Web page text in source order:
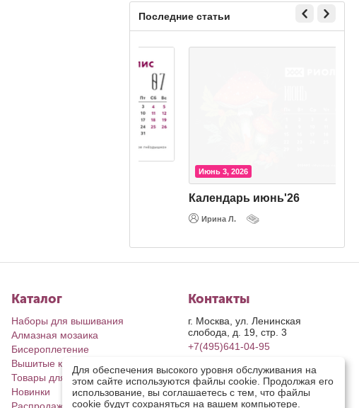
Последние статьи
Июнь 3, 2026
Календарь июнь'26
Ирина Л.
Каталог
Наборы для вышивания
Алмазная мозаика
Бисероплетение
Вышитые картины
Товары для рукоделия
Новинки
Контакты
г. Москва, ул. Ленинская
слобода, д. 19, стр. 3
+7(495)641-04-95
пн-пт: с 9-00 до 17-00
сб, вс: выходные дни
retail@riolis.ru
Посмотреть на карте
Для обеспечения высокого уровня обслуживания на
этом сайте используются файлы cookie. Продолжая его
использование, вы соглашаетесь с тем, что файлы
cookie будут сохраняться на вашем компьютере.